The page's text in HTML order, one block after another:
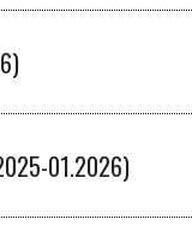
01.2026)